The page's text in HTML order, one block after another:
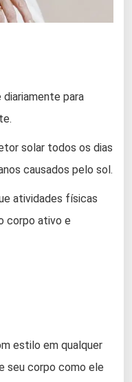
diariamente para
solar todos os dias
causados pelo sol.
atividades físicas
corpo ativo e
estilo em qualquer
seu corpo como ele